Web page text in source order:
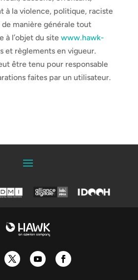
à la violence, politique, raciste
manière générale tout
à l’objet du site www.hawk-
et règlements en vigueur.
être tenu pour responsable
faites par un utilisateur.